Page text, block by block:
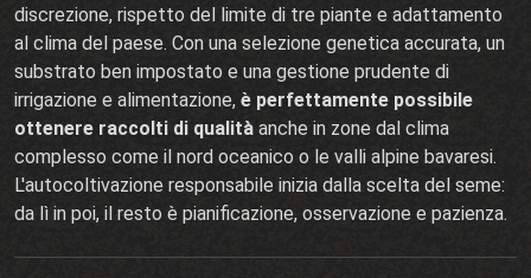
discrezione, rispetto del limite di tre piante e adattamento
al clima del paese. Con una selezione genetica accurata, un
substrato ben impostato e una gestione prudente di
irrigazione e alimentazione, è perfettamente possibile
ottenere raccolti di qualità anche in zone dal clima
complesso come il nord oceanico o le valli alpine bavaresi.
L'autocoltivazione responsabile inizia dalla scelta del seme:
da lì in poi, il resto è pianificazione, osservazione e pazienza.